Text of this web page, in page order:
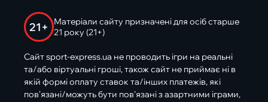
21+
Матеріали сайту призначені для осіб старше
21 року (21+)
Сайт sport-express.ua не проводить ігри на реальні
та/або віртуальні гроші, також сайт не приймає ні в
якій формі оплату ставок та/інших платежів, які
пов’язані/можуть бути пов’язані з азартними іграми,